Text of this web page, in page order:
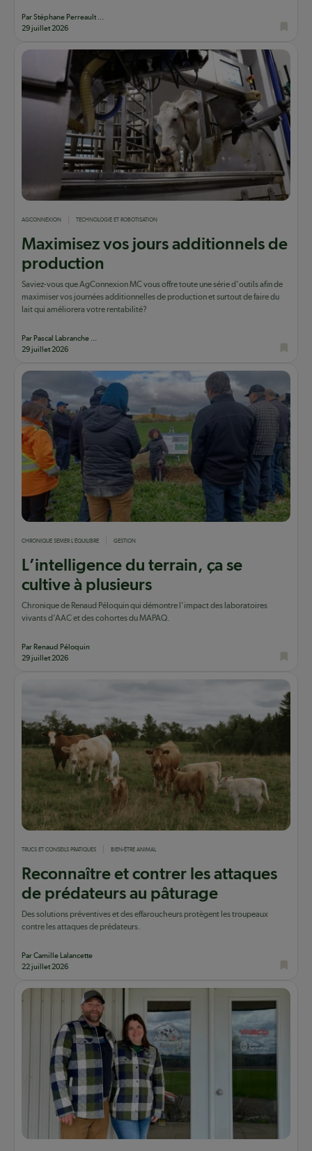
Par Stéphane Perreault ...
29 juillet 2026
AGCONNEXION TECHNOLOGIE ET ROBOTISATION
Maximisez vos jours additionnels de
production
Saviez-vous que AgConnexion MC vous offre toute une série d'outils afin de
maximiser vos journées additionnelles de production et surtout de faire du
lait qui améliorera votre rentabilité?
Par Pascal Labranche ...
29 juillet 2026
CHRONIQUE SEMER L'ÉQUILIBRE GESTION
L’intelligence du terrain, ça se
cultive à plusieurs
Chronique de Renaud Péloquin qui démontre l’impact des laboratoires
vivants d’AAC et des cohortes du MAPAQ.
Par Renaud Péloquin
29 juillet 2026
TRUCS ET CONSEILS PRATIQUES BIEN-ÊTRE ANIMAL
Reconnaître et contrer les attaques
de prédateurs au pâturage
Des solutions préventives et des effaroucheurs protègent les troupeaux
contre les attaques de prédateurs.
Par Camille Lalancette
22 juillet 2026